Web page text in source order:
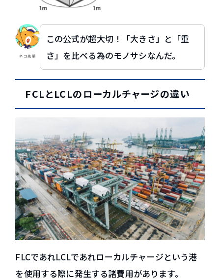
ネコ先輩
この公式が超大切！「大きさ」と「重
さ」を比べる為のモノサシなんだ。
FCLとLCLのローカルチャージの違い
FLCであれLCLであれローカルチャージという港
を使用する際に発生する諸費用があります。